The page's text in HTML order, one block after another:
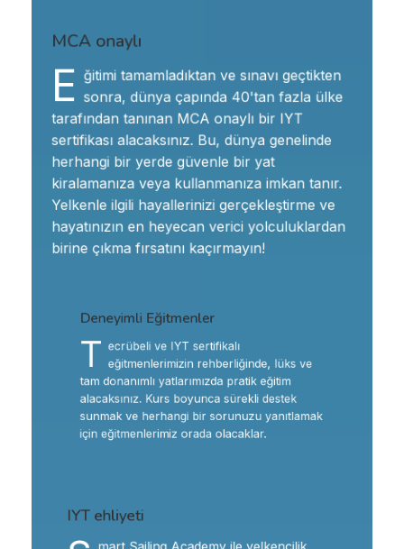
MCA onaylı
E
ğitimi tamamladıktan ve sınavı geçtikten
sonra, dünya çapında 40'tan fazla ülke
tarafından tanınan MCA onaylı bir IYT
sertifikası alacaksınız. Bu, dünya genelinde
herhangi bir yerde güvenle bir yat
kiralamanıza veya kullanmanıza imkan tanır.
Yelkenle ilgili hayallerinizi gerçekleştirme ve
hayatınızın en heyecan verici yolculuklardan
birine çıkma fırsatını kaçırmayın!
ecrübeli ve IYT sertifikalı
eğitmenlerimizin rehberliğinde, lüks ve
tam donanımlı yatlarımızda pratik eğitim
alacaksınız. Kurs boyunca sürekli destek
sunmak ve herhangi bir sorunuzu yanıtlamak